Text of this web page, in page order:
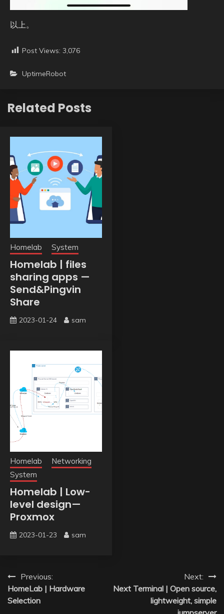
以上。
Post Views: 3,076
UptimeRobot
Related Posts
Homelab System
Homelab | files
sharing apps —
Send&Pingvin
Share
2023-01-24 sam
Homelab
Networking
System
Homelab | Low-
level design—
Proxmox
2023-01-23 sam
Post
navigation
Previous:
HomeLab | Hardware
Selection
Next:
Next Terminal | Open source,
lightweight, simple